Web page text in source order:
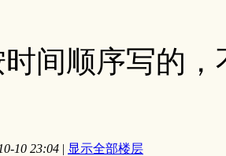
间顺序写的
10 23:04 | 显示全部楼层